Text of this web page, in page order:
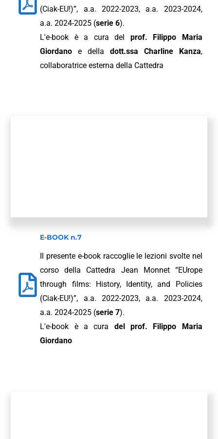
(Ciak-EU!)”, a.a. 2022-2023, a.a. 2023-2024,
a.a. 2024-2025 (serie 6).
L'e-book è a cura del prof. Filippo Maria
Giordano e della dott.ssa Charline Kanza,
collaboratrice esterna della Cattedra
E-BOOK n.7
Il presente e-book raccoglie le lezioni svolte nel
corso della Cattedra Jean Monnet “EUrope
through films: History, Identity, and Policies
(Ciak-EU!)”, a.a. 2022-2023, a.a. 2023-2024,
a.a. 2024-2025 (serie 7).
L'e-book è a cura del prof. Filippo Maria
Giordano